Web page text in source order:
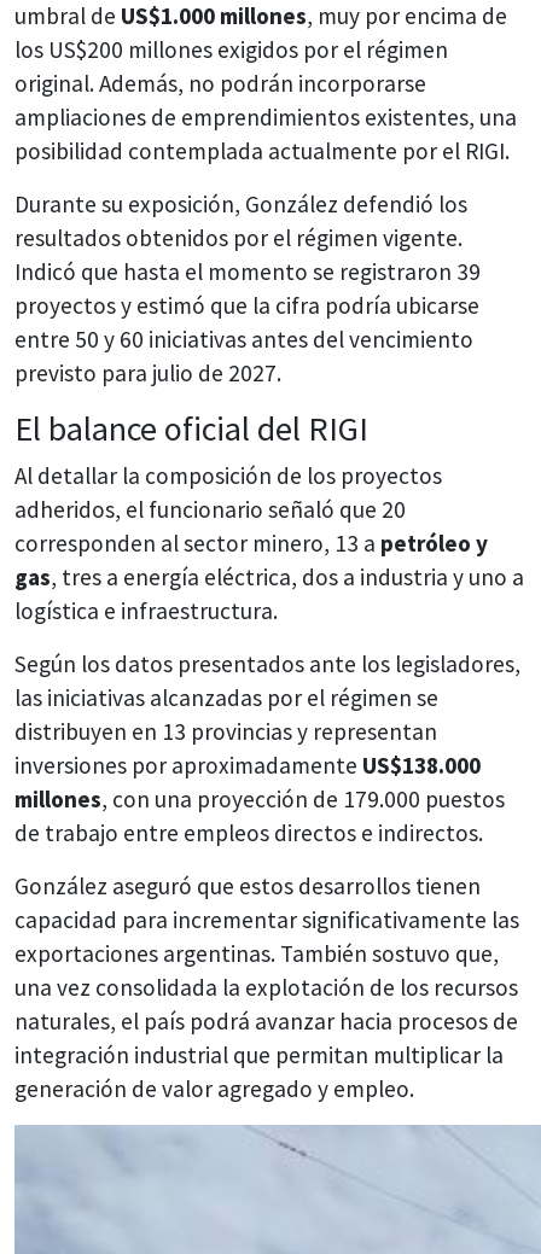
umbral de US$1.000 millones, muy por encima de
los US$200 millones exigidos por el régimen
original. Además, no podrán incorporarse
ampliaciones de emprendimientos existentes, una
posibilidad contemplada actualmente por el RIGI.
Durante su exposición, González defendió los
resultados obtenidos por el régimen vigente.
Indicó que hasta el momento se registraron 39
proyectos y estimó que la cifra podría ubicarse
entre 50 y 60 iniciativas antes del vencimiento
previsto para julio de 2027.
El balance oficial del RIGI
Al detallar la composición de los proyectos
adheridos, el funcionario señaló que 20
corresponden al sector minero, 13 a petróleo y
gas, tres a energía eléctrica, dos a industria y uno a
logística e infraestructura.
Según los datos presentados ante los legisladores,
las iniciativas alcanzadas por el régimen se
distribuyen en 13 provincias y representan
inversiones por aproximadamente US$138.000
millones, con una proyección de 179.000 puestos
de trabajo entre empleos directos e indirectos.
González aseguró que estos desarrollos tienen
capacidad para incrementar significativamente las
exportaciones argentinas. También sostuvo que,
una vez consolidada la explotación de los recursos
naturales, el país podrá avanzar hacia procesos de
integración industrial que permitan multiplicar la
generación de valor agregado y empleo.